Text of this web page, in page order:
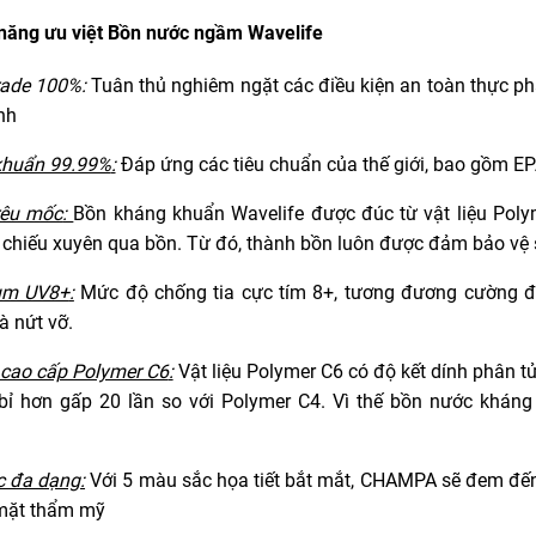
ưu việt Bồn nước ngầm Wavelife
100%:Tuân thủ nghiêm ngặt các điều kiện an toàn thực
99.99%:Đáp ứng các tiêu chuẩn của thế giới, bao gồm
mốc: Bồn kháng khuẩn Wavelife được đúc từ vật liệu
xuyên qua bồn. Từ đó, thành bồn luôn được đảm bảo
UV8+:Mức độ chống tia cực tím 8+, tương đương cường
nứt vỡ.
cấp Polymer C6:Vật liệu Polymer C6 có độ kết dính phân
hơn gấp 20 lần so với Polymer C4. Vì thế bồn nước
đa dạng:Với 5 màu sắc họa tiết bắt mắt, CHAMPA sẽ đem
thẩm mỹ